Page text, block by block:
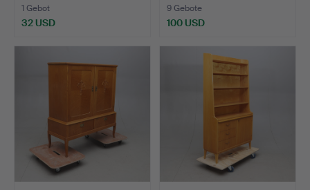
1 Gebot
32 USD
9 Gebote
100 USD